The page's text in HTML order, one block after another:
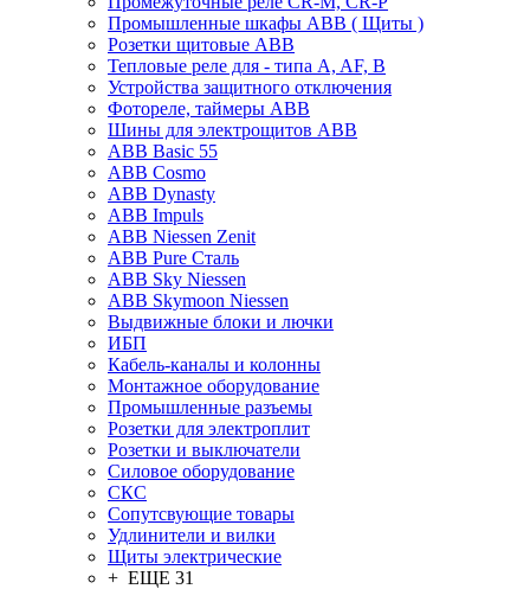
Промышленные шкафы ABB ( Щиты )
Розетки щитовые ABB
Тепловые реле для - типа A, AF, B
Устройства защитного отключения
Фотореле, таймеры ABB
Шины для электрощитов АВВ
ABB Basic 55
ABB Cosmo
ABB Dynasty
ABB Impuls
ABB Niessen Zenit
ABB Pure Сталь
ABB Sky Niessen
ABB Skymoon Niessen
Выдвижные блоки и лючки
ИБП
Кабель-каналы и колонны
Монтажное оборудование
Промышленные разъемы
Розетки для электроплит
Розетки и выключатели
Силовое оборудование
СКС
Сопутсвующие товары
Удлинители и вилки
Щиты электрические
+ ЕЩЕ 31